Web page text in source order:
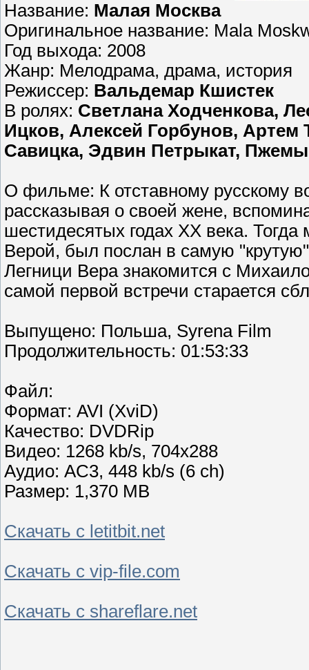
Название: Малая Москва
Оригинальное название: Mala
Год выхода: 2008
Жанр: Mелодрама, драма, история
Режиссер: Вальдемар Кшистек
В ролях: Светлана Ходченкова,
Ицков, Алексей Горбунов, Артем
Савицка, Эдвин Петрыкат,
О фильме: К отставному русскому
рассказывая о своей жене,
шестидесятых годах XX века.
Верой, был послан в самую
Легници Вера знакомится с
самой первой встречи старается
Выпущено: Польша, Syrena Film
Продолжительность: 01:53:33
Файл:
Формат: AVI (XviD)
Качество: DVDRip
Видео: 1268 kb/s, 704x288
Аудио: AC3, 448 kb/s (6 ch)
Размер: 1,370 MB
Скачать с letitbit.net
Скачать с vip-file.com
Скачать с shareflare.net